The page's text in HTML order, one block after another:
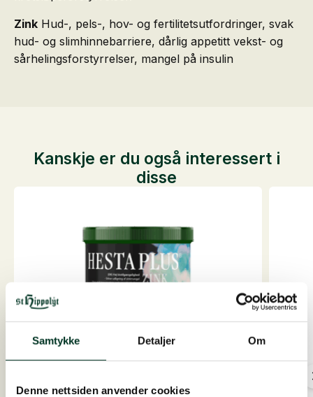
Samtykke Detaljer Om
Denne nettsiden anvender cookies
Zink Hud-, pels-, hov- og fertilitetsutfordringer, svak
hud- og slimhinnebarriere, dårlig appetitt vekst- og
sårhelingsforstyrrelser, mangel på insulin
Kanskje er du også interessert i
disse